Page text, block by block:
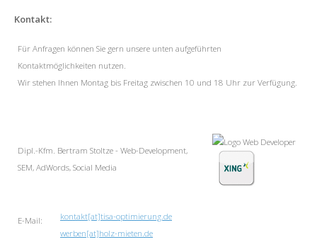
Kontakt:
Für Anfragen können Sie gern unsere unten aufgeführten
Kontaktmöglichkeiten nutzen.
Wir stehen Ihnen Montag bis Freitag zwischen 10 und 18 Uhr zur Verfügung.
Dipl.-Kfm. Bertram Stoltze - Web-Development,
SEM, AdWords, Social Media
E-Mail:
kontakt[at]tisa-optimierung.de
werben[at]holz-mieten.de